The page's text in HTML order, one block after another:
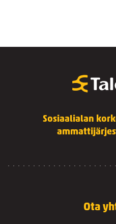
Sosiaalialan
Ota